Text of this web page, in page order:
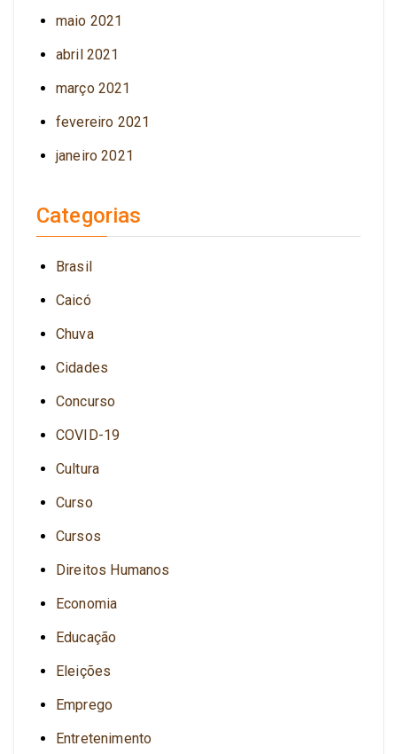
maio 2021
abril 2021
março 2021
fevereiro 2021
janeiro 2021
Categorias
Brasil
Caicó
Chuva
Cidades
Concurso
COVID-19
Cultura
Curso
Cursos
Direitos Humanos
Economia
Educação
Eleições
Emprego
Entretenimento